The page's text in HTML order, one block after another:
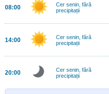
08:00
Cer senin, fără
precipitații
14:00
Cer senin, fără
precipitații
20:00
Cer senin, fără
precipitații